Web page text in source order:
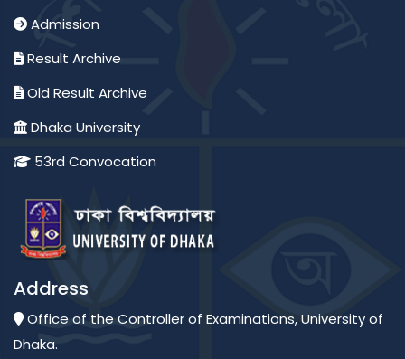
Admission
Result Archive
Old Result Archive
Dhaka University
53rd Convocation
Address
Office of the Controller of Examinations, University of
Dhaka.